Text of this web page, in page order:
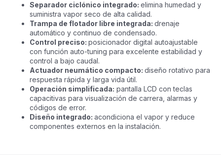
Separador ciclónico integrado: elimina humedad y
suministra vapor seco de alta calidad.
Trampa de flotador libre integrada: drenaje
automático y continuo de condensado.
Control preciso: posicionador digital autoajustable
con función auto-tuning para excelente estabilidad y
control a bajo caudal.
Actuador neumático compacto: diseño rotativo para
respuesta rápida y larga vida útil.
Operación simplificada: pantalla LCD con teclas
capacitivas para visualización de carrera, alarmas y
códigos de error.
Diseño integrado: acondiciona el vapor y reduce
componentes externos en la instalación.